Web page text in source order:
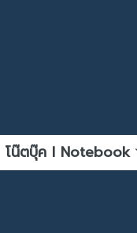
โน๊ตบุ๊ค l Notebook